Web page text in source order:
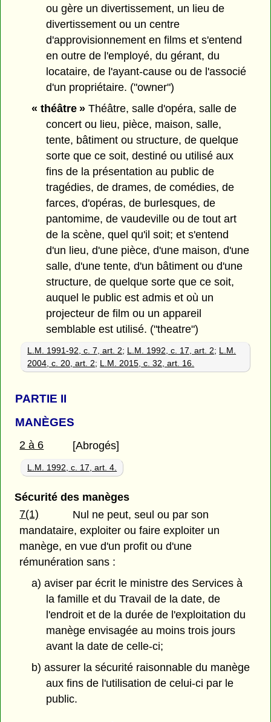
ou gère un divertissement, un lieu de
divertissement ou un centre
d'approvisionnement en films et s'entend
en outre de l'employé, du gérant, du
locataire, de l'ayant-cause ou de l'associé
d'un propriétaire. ("owner")
« théâtre »Théâtre, salle d'opéra, salle de
concert ou lieu, pièce, maison, salle,
tente, bâtiment ou structure, de quelque
sorte que ce soit, destiné ou utilisé aux
fins de la présentation au public de
tragédies, de drames, de comédies, de
farces, d'opéras, de burlesques, de
pantomime, de vaudeville ou de tout art
de la scène, quel qu'il soit; et s'entend
d'un lieu, d'une pièce, d'une maison, d'une
salle, d'une tente, d'un bâtiment ou d'une
structure, de quelque sorte que ce soit,
auquel le public est admis et où un
projecteur de film ou un appareil
semblable est utilisé. ("theatre")
L.M. 1991-92, c. 7, art. 2; L.M. 1992, c. 17, art. 2; L.M.
2004, c. 20, art. 2; L.M. 2015, c. 32, art. 16.
PARTIE II
MANÈGES
2 à 6 [Abrogés]
L.M. 1992, c. 17, art. 4.
Sécurité des manèges
7(1)
Nul ne peut, seul ou par son
mandataire, exploiter ou faire exploiter un
manège, en vue d'un profit ou d'une
rémunération sans :
a) aviser par écrit le ministre des Services à
la famille et du Travail de la date, de
l'endroit et de la durée de l'exploitation du
manège envisagée au moins trois jours
avant la date de celle-ci;
b) assurer la sécurité raisonnable du manège
aux fins de l'utilisation de celui-ci par le
public.